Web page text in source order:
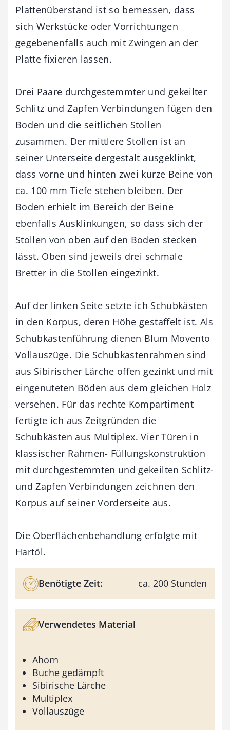
Plattenüberstand ist so bemessen, dass
sich Werkstücke oder Vorrichtungen
gegebenenfalls auch mit Zwingen an der
Platte fixieren lassen.
Drei Paare durchgestemmter und gekeilter
Schlitz und Zapfen Verbindungen fügen den
Boden und die seitlichen Stollen
zusammen. Der mittlere Stollen ist an
seiner Unterseite dergestalt ausgeklinkt,
dass vorne und hinten zwei kurze Beine von
ca. 100 mm Tiefe stehen bleiben. Der
Boden erhielt im Bereich der Beine
ebenfalls Ausklinkungen, so dass sich der
Stollen von oben auf den Boden stecken
lässt. Oben sind jeweils drei schmale
Bretter in die Stollen eingezinkt.
Auf der linken Seite setzte ich Schubkästen
in den Korpus, deren Höhe gestaffelt ist. Als
Schubkastenführung dienen Blum Movento
Vollauszüge. Die Schubkastenrahmen sind
aus Sibirischer Lärche offen gezinkt und mit
eingenuteten Böden aus dem gleichen Holz
versehen. Für das rechte Kompartiment
fertigte ich aus Zeitgründen die
Schubkästen aus Multiplex. Vier Türen in
klassischer Rahmen- Füllungskonstruktion
mit durchgestemmten und gekeilten Schlitz-
und Zapfen Verbindungen zeichnen den
Korpus auf seiner Vorderseite aus.
Die Oberflächenbehandlung erfolgte mit
Hartöl.
Benötigte Zeit: ca. 200 Stunden
Verwendetes Material
Ahorn
Buche gedämpft
Sibirische Lärche
Multiplex
Vollauszüge